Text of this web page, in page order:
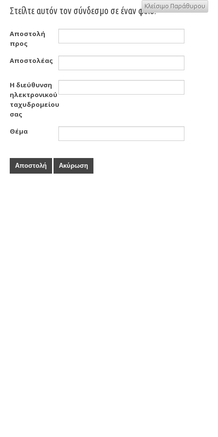
Στείλτε αυτόν τον σύνδεσμο σε έναν φίλο.Κλείσιμο Παράθυρου
Αποστολή
προς
Αποστολέας
Η διεύθυνση
ηλεκτρονικού
ταχυδρομείου
σας
Θέμα
Αποστολή Ακύρωση